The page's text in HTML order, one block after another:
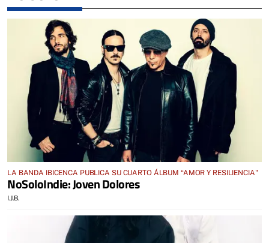
LA BANDA IBICENCA PUBLICA SU CUARTO ÁLBUM “AMOR Y RESILIENCIA"
NoSoloIndie: Joven Dolores
I.J.B.